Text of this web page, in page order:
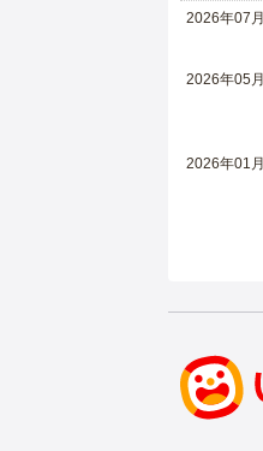
2026年07
2026年05
2026年01